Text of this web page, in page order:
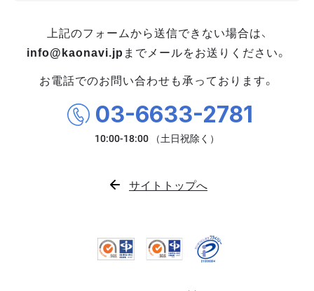
上記のフォームから送信できない場合は、
info@kaonavi.jp までメールをお送りください。
お電話でのお問い合わせも承っております。
03-6633-2781
サイトトップへ